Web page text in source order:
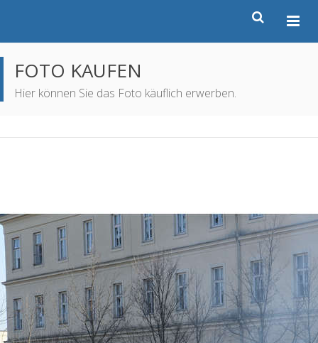
FOTO KAUFEN
Hier können Sie das Foto käuflich erwerben.